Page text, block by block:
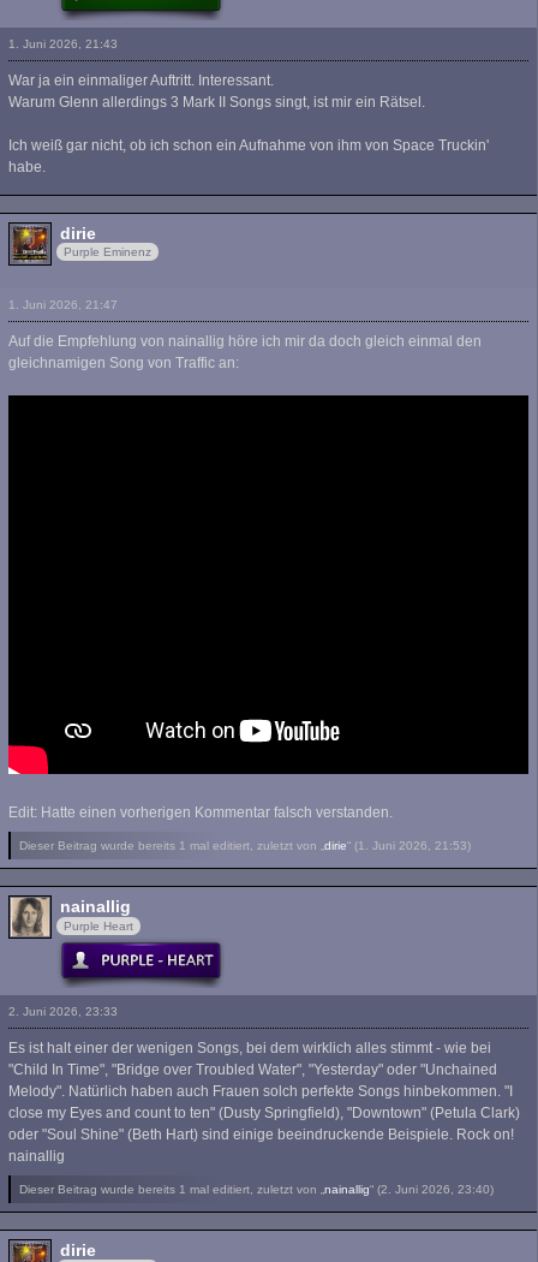
1. Juni 2026, 21:43
War ja ein einmaliger Auftritt. Interessant.
Warum Glenn allerdings 3 Mark II Songs singt, ist mir ein Rätsel.
Ich weiß gar nicht, ob ich schon ein Aufnahme von ihm von Space Truckin'
habe.
dirie
Purple Eminenz
1. Juni 2026, 21:47
Auf die Empfehlung von nainallig höre ich mir da doch gleich einmal den
gleichnamigen Song von Traffic an:
Edit: Hatte einen vorherigen Kommentar falsch verstanden.
Dieser Beitrag wurde bereits 1 mal editiert, zuletzt von „dirie“ (1. Juni 2026, 21:53)
nainallig
Purple Heart
2. Juni 2026, 23:33
Es ist halt einer der wenigen Songs, bei dem wirklich alles stimmt - wie bei
"Child In Time", "Bridge over Troubled Water", "Yesterday" oder "Unchained
Melody". Natürlich haben auch Frauen solch perfekte Songs hinbekommen. "I
close my Eyes and count to ten" (Dusty Springfield), "Downtown" (Petula Clark)
oder "Soul Shine" (Beth Hart) sind einige beeindruckende Beispiele. Rock on!
nainallig
Dieser Beitrag wurde bereits 1 mal editiert, zuletzt von „ nainallig“ (2. Juni 2026, 23:40)
dirie